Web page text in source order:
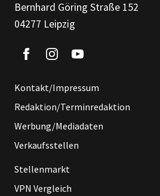
Bernhard Göring Straße 152
04277 Leipzig
Kontakt/Impressum
Redaktion/Terminredaktion
Werbung/Mediadaten
Verkaufsstellen
Stellenmarkt
VPN Vergleich